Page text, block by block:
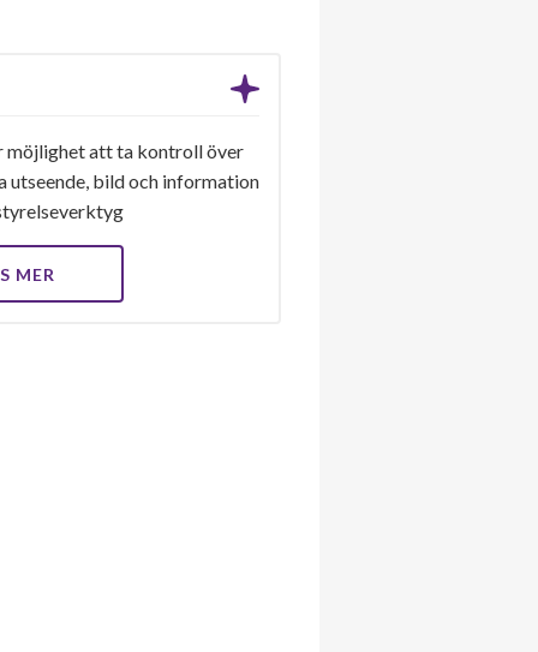
möjlighet att ta kontroll över
utseende, bild och information
MER